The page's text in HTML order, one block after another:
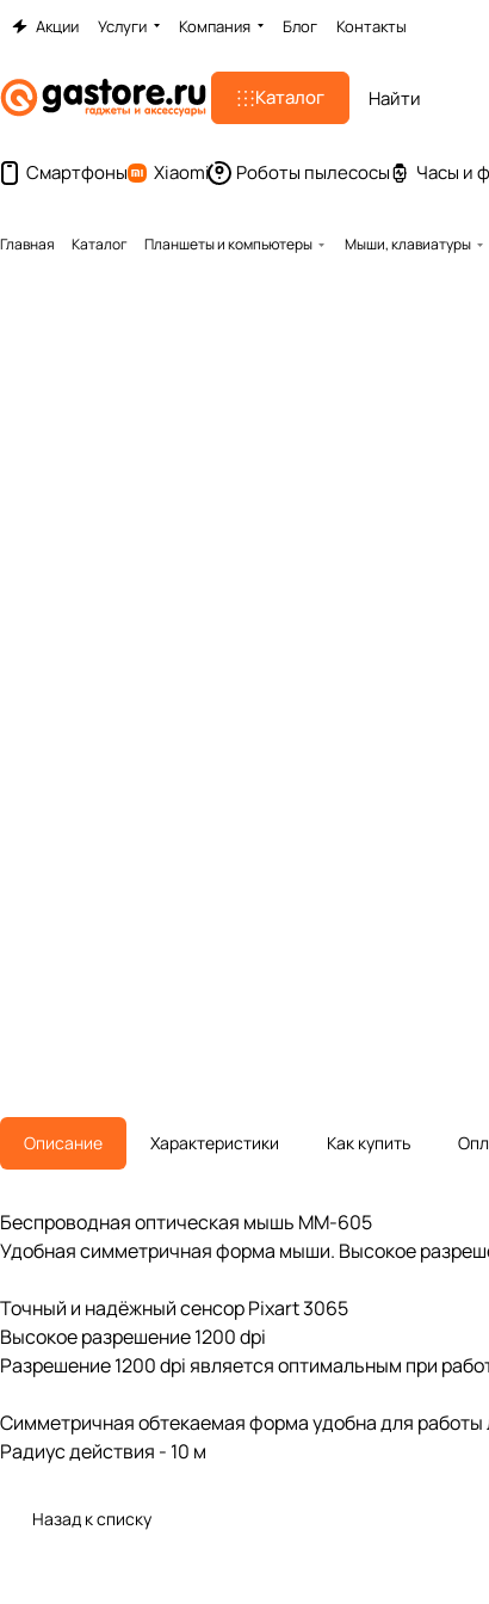
Акции Услуги Компания Блог Контакты
Каталог
Смартфоны Xiaomi Роботы пылесосы Часы и
Главная Каталог Планшеты и компьютеры Мыши, клавиатуры
Описание Характеристики Как купить
Беспроводная оптическая мышь MM-605
Удобная симметричная форма мыши. Высокое
Точный и надёжный сенсор Pixart 3065
Высокое разрешение 1200 dpi
Разрешение 1200 dpi является оптимальным при
Симметричная обтекаемая форма удобна для работы
Радиус действия - 10 м
Назад к списку